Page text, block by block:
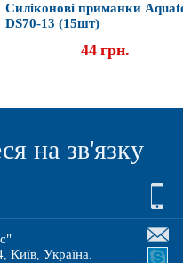
Силіконові приманки
DS70-13 (15шт)
44 грн.
на зв'язку
,Київ,Україна.